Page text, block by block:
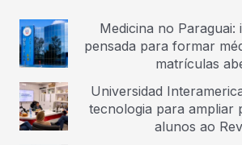
Medicina no
pensada para formar
matrículas
Universidad
tecnologia para ampliar
alunos ao